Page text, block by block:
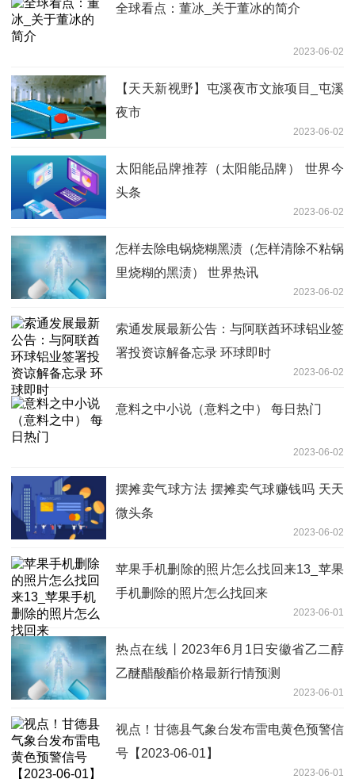
全球看点：董冰_关于董冰的简介
2023-06-02
【天天新视野】屯溪夜市文旅项目_屯溪
夜市
2023-06-02
太阳能品牌推荐（太阳能品牌） 世界今
头条
2023-06-02
怎样去除电锅烧糊黑渍（怎样清除不粘锅
里烧糊的黑渍） 世界热讯
2023-06-02
索通发展最新公告：与阿联酋环球铝业签
署投资谅解备忘录 环球即时
2023-06-02
意料之中小说（意料之中） 每日热门
2023-06-02
摆摊卖气球方法 摆摊卖气球赚钱吗 天天
微头条
2023-06-02
苹果手机删除的照片怎么找回来13_苹果
手机删除的照片怎么找回来
2023-06-01
热点在线丨2023年6月1日安徽省乙二醇
乙醚醋酸酯价格最新行情预测
2023-06-01
视点！甘德县气象台发布雷电黄色预警信
号【2023-06-01】
2023-06-01